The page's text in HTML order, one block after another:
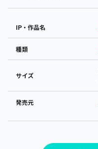
IP・作品名
種類
サイズ
発売元